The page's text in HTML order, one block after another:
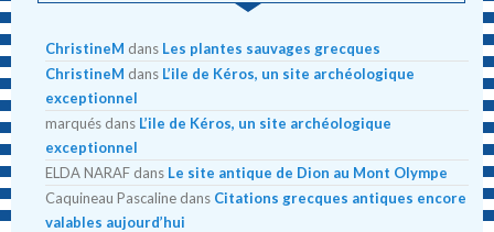
ChristineM dans Les plantes sauvages grecques
ChristineM dans L’ile de Kéros, un site archéologique
exceptionnel
marqués dans L’ile de Kéros, un site archéologique
exceptionnel
ELDA NARAF dans Le site antique de Dion au Mont Olympe
Caquineau Pascaline dans Citations grecques antiques encore
valables aujourd’hui